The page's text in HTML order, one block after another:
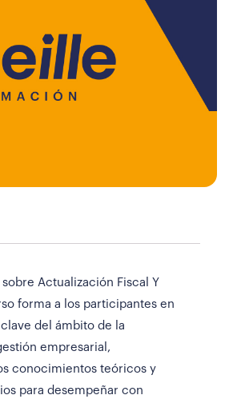
Actualización Fiscal Y
forma a los participantes en
del ámbito de la
empresarial,
conocimientos teóricos y
para desempeñar con